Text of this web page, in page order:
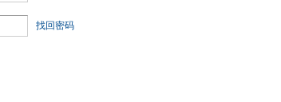
找回密码